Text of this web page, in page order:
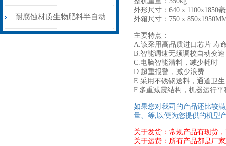
304不锈钢材质
耐腐蚀材质生物肥料半自动
外形尺寸：640 x 1100x1850
外箱尺寸：750 x
主要特点：
A.该采用高品质进口芯片 寿
B.智能调速无须调校自动变
C.电脑智能清料，减少耗时
D.超重报警，减少浪费
E.采用不锈钢送料，通道卫
F.多重减震结构，机器运行
如果您对我司的产品还比较
量、等,以便为您提供的机型
关于发货：常规产品有现货
关于运费：所有产品都是厂